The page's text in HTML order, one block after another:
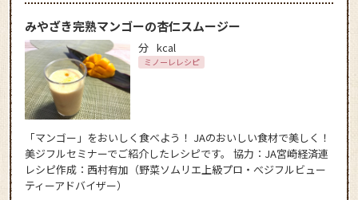
みやざき完熟マンゴーの杏仁スムージー
分 kcal
ミノーレレシピ
「マンゴー」をおいしく食べよう！ JAのおいしい食材で美しく！
美ジフルセミナーでご紹介したレシピです。 協力：JA宮崎経済連
レシピ作成：西村有加（野菜ソムリエ上級プロ・べジフルビュー
ティーアドバイザー）